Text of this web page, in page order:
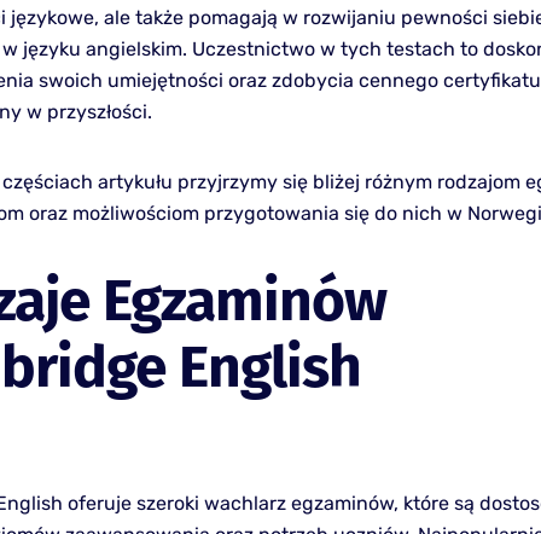
językowe, ale także pomagają w rozwijaniu pewności
języku angielskim. Uczestnictwo w tych testach to
swoich umiejętności oraz zdobycia cennego
w przyszłości.
artykułu przyjrzymy się bliżej różnym rodzajom
oraz możliwościom przygotowania się do nich w
Egzaminów
English
oferuje szeroki wachlarz egzaminów, które są